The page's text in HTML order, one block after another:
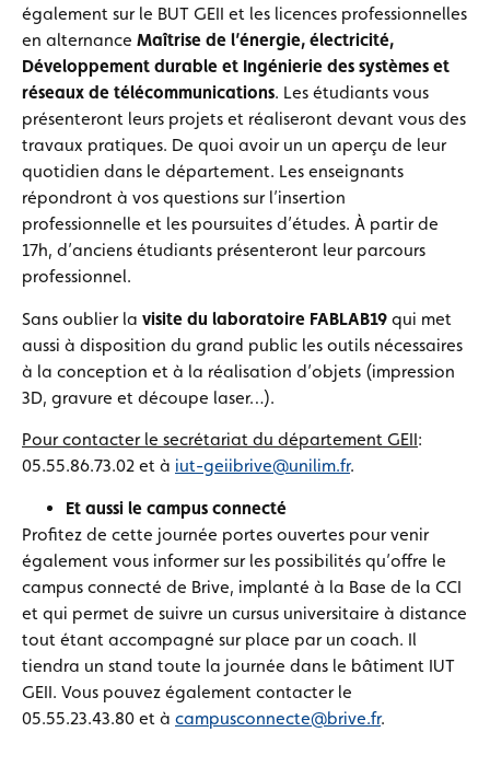
également sur le BUT GEII et les licences professionnelles
en alternance Maîtrise de l’énergie, électricité,
Développement durable et Ingénierie des systèmes et
réseaux de télécommunications. Les étudiants vous
présenteront leurs projets et réaliseront devant vous des
travaux pratiques. De quoi avoir un un aperçu de leur
quotidien dans le département. Les enseignants
répondront à vos questions sur l’insertion
professionnelle et les poursuites d’études. À partir de
17h, d’anciens étudiants présenteront leur parcours
professionnel.
Sans oublier la visite du laboratoire FABLAB19 qui met
aussi à disposition du grand public les outils nécessaires
à la conception et à la réalisation d’objets (impression
3D, gravure et découpe laser…).
Pour contacter le secrétariat du département GEII:
05.55.86.73.02 et à iut-geiibrive@unilim.fr.
Et aussi le campus connecté
Profitez de cette journée portes ouvertes pour venir
également vous informer sur les possibilités qu’offre le
campus connecté de Brive, implanté à la Base de la CCI
et qui permet de suivre un cursus universitaire à distance
tout étant accompagné sur place par un coach. Il
tiendra un stand toute la journée dans le bâtiment IUT
GEII. Vous pouvez également contacter le
05.55.23.43.80 et à campusconnecte@brive.fr.